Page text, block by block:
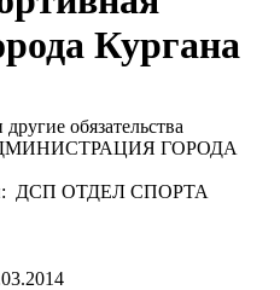
Кургана
обязательства
ГОРОДА
ДСП ОТДЕЛ СПОРТА